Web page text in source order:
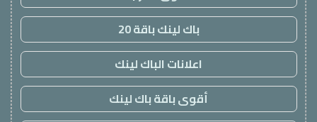
باك لينك باقة 20
اعلانات الباك لينك
أقوى باقة باك لينك